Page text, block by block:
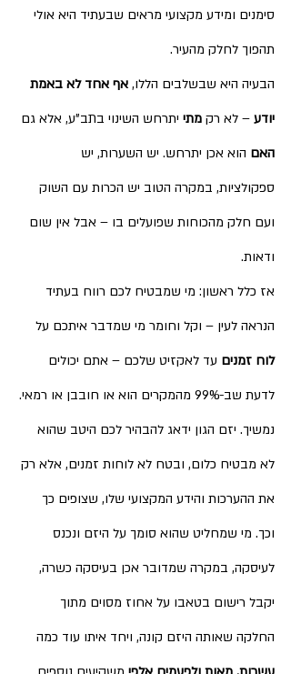
סימנים ומידע מקצועי מראים שבעתיד היא אולי
תהפוך לחלק מהעיר.
הבעיה היא שבשלבים הללו, אף אחד לא באמת
יודע – לא רק מתי יתרחש השינוי בתב"ע, אלא גם
האם הוא אכן יתרחש. יש השערות, יש
ספקולציות, במקרה הטוב יש הכרות עם השוק
ועם חלק מהכוחות שפועלים בו – אבל אין שום
ודאות.
אז כלל ראשון: מי שמבטיח לכם רווח בעתיד
הנראה לעין – וקל וחומר מי שמדבר איתכם על
לוח זמנים עד לאקזיט שלכם – אתם יכולים
לדעת שב-99% מהמקרים הוא או חובבן או רמאי.
נמשיך. יזם הגון ידאג להבהיר לכם היטב שהוא
לא מבטיח כלום, ובטח לא לוחות זמנים, אלא רק
את ההערכות והידע המקצועי שלו, שצופים כך
וכך. מי שמחליט שהוא סומך על היזם ונכנס
לעיסקה, במקרה שמדובר אכן בעיסקה כשרה,
יקבל רישום בטאבו על אחוז מסוים מתוך
החלקה שאותה היזם קונה, ויחד איתו עוד כמה